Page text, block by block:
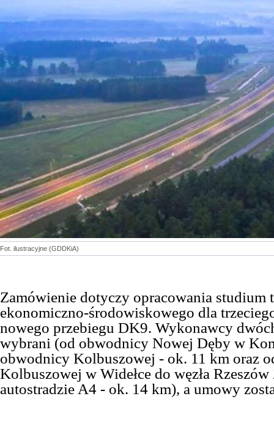
Fot. ilustracyjne (GDDKiA)
Zamówienie dotyczy opracowania studium
ekonomiczno-środowiskowego dla
nowego przebiegu DK9. Wykonawcy
wybrani (od obwodnicy Nowej Dęby w
obwodnicy Kolbuszowej - ok. 11 km oraz
Kolbuszowej w Widełce do węzła Rzeszów
autostradzie A4 - ok. 14 km), a umowy